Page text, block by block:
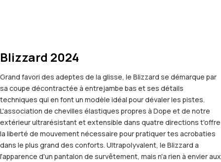
Blizzard 2024
Grand favori des adeptes de la glisse, le Blizzard se démarque par
sa coupe décontractée à entrejambe bas et ses détails
techniques qui en font un modèle idéal pour dévaler les pistes.
L'association de chevilles élastiques propres à Dope et de notre
extérieur ultrarésistant et extensible dans quatre directions t'offre
la liberté de mouvement nécessaire pour pratiquer tes acrobaties
dans le plus grand des conforts. Ultrapolyvalent, le Blizzard a
l'apparence d'un pantalon de survêtement, mais n'a rien à envier aux